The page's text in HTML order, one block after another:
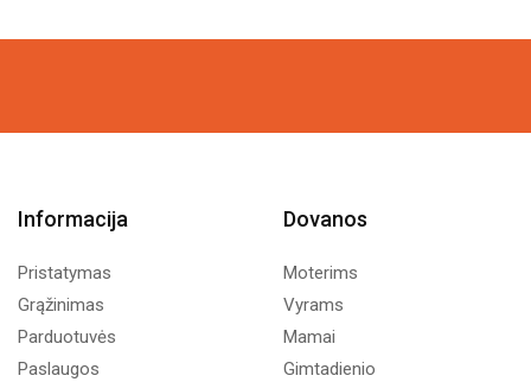
Informacija
Pristatymas
Grąžinimas
Parduotuvės
Paslaugos
Dovanos
Moterims
Vyrams
Mamai
Gimtadienio